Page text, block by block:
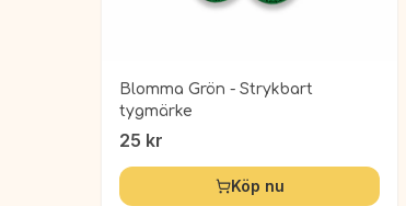
Blomma Grön - Strykbart
tygmärke
25 kr
Köp nu